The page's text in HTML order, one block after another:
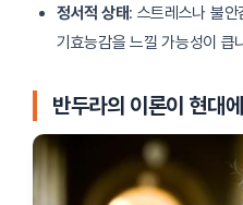
정서적 상태: 스트레스나 불
기효능감을 느낄 가능성이 큽
반두라의 이론이 현대